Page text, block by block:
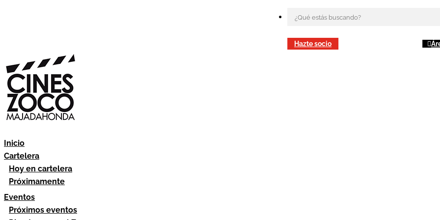
Hazte socio
Inicio
Cartelera
Hoy en cartelera
Próximamente
Eventos
Próximos eventos